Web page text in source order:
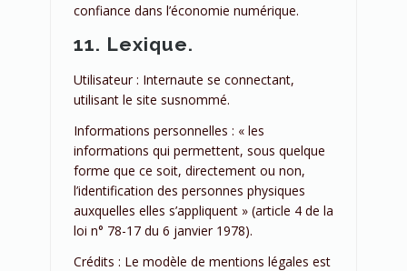
confiance dans l’économie numérique.
11. Lexique.
Utilisateur : Internaute se connectant,
utilisant le site susnommé.
Informations personnelles : « les
informations qui permettent, sous quelque
forme que ce soit, directement ou non,
l’identification des personnes physiques
auxquelles elles s’appliquent » (article 4 de la
loi n° 78-17 du 6 janvier 1978).
Crédits : Le modèle de mentions légales est